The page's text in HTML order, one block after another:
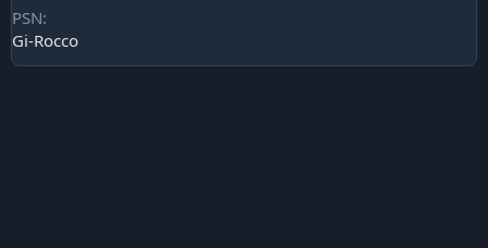
PSN
Gi-Rocco